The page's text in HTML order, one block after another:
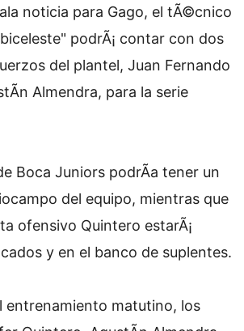
noticia para Gago, el tÃ©cnico
podrÃ¡ contar con dos
del plantel, Juan Fernando
Almendra, para la serie
Boca Juniors podrÃ­a tener un
del equipo, mientras que
ofensivo Quintero estarÃ¡
y en el banco de suplentes.
entrenamiento matutino, los